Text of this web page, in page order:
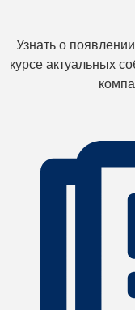
Узнать о
курсе актуальных